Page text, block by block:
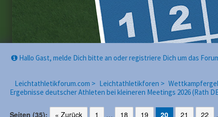
Hallo Gast, melde Dich bitte an oder registriere Dich um das
Leichtathletikforum.com > Leichtathletikforen >
Ergebnisse deutscher Athleten bei kleineren Meetings 2026 (Rath
Seiten (35): « Zurück 1 … 18 19 20 21 22